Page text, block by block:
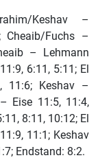
Keshav –
Cheaib/Fuchs –
– Lehmann
6:11, 5:11; El
11:6; Keshav –
Eise 11:5, 11:4,
8:11, 10:12; El
11:1; Keshav
Endstand: 8:2.